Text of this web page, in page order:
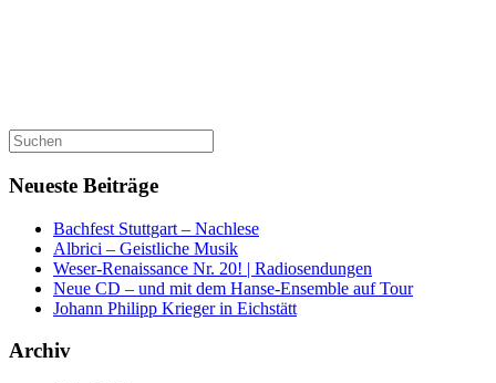
Suchen
nach:
Neueste Beiträge
Bachfest Stuttgart – Nachlese
Albrici – Geistliche Musik
Weser-Renaissance Nr. 20! | Radiosendungen
Neue CD – und mit dem Hanse-Ensemble auf Tour
Johann Philipp Krieger in Eichstätt
Archiv